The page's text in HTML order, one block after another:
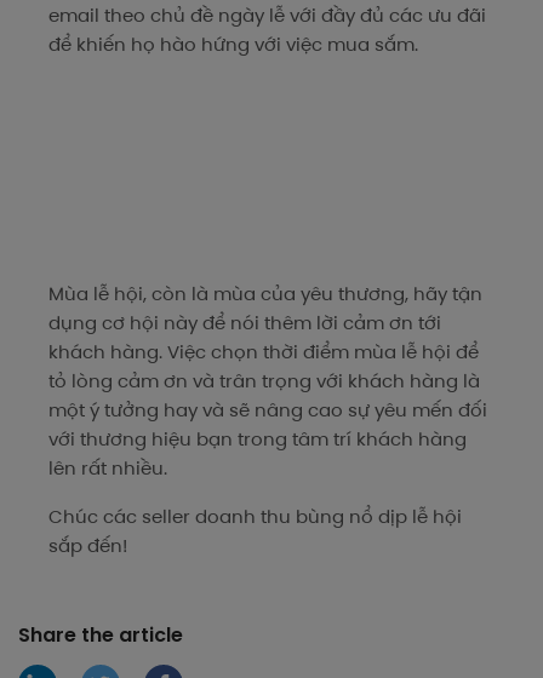
email theo chủ đề ngày lễ với đầy đủ các ưu đãi
để khiến họ hào hứng với việc mua sắm.
Mùa lễ hội, còn là mùa của yêu thương, hãy tận
dụng cơ hội này để nói thêm lời cảm ơn tới
khách hàng. Việc chọn thời điểm mùa lễ hội để
tỏ lòng cảm ơn và trân trọng với khách hàng là
một ý tưởng hay và sẽ nâng cao sự yêu mến đối
với thương hiệu bạn trong tâm trí khách hàng
lên rất nhiều.
Chúc các seller doanh thu bùng nổ dịp lễ hội
sắp đến!
Share the article